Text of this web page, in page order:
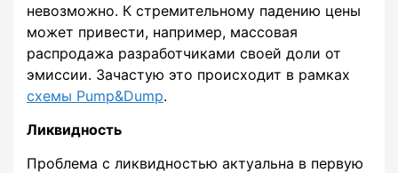
невозможно. К стремительному падению цены
может привести, например, массовая
распродажа разработчиками своей доли от
эмиссии. Зачастую это происходит в рамках
схемы Pump&Dump.
Ликвидность
Проблема с ликвидностью актуальна в первую